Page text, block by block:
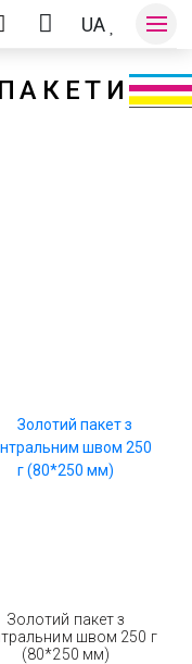
UA
Золотий пакет з
швом 250 г
(80*250 мм)